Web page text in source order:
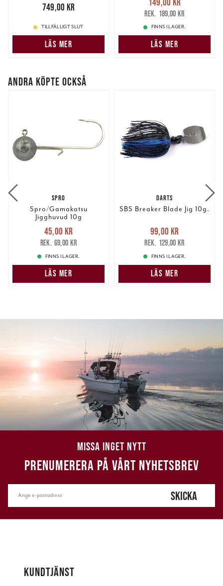
information som du har tillhandahållit eller som de har
749,00 kr
749,00 kr
TILLFÄLLIGT SLUT
LÄS MER
149,00 krTidigare pris
189,00 kr
189,00 kr
FINNS I LAGER.
LÄS MER
ANDRA KÖPTE OCKSÅ
SPRO
Spro/Gamakatsu
Jigghuvud 10g
Nuvarande pris
45,00 krTidigare pris
69,00 kr
45,00 kr
69,00 kr
FINNS I LAGER.
LÄS MER
DARTS
SBS Breaker Blade Jig 10g.
Nuvarande pris
99,00 krTidigare pris
129,00 kr
99,00 kr
129,00 kr
FINNS I LAGER.
LÄS MER
MISSA INGET NYTT
PRENUMERERA PÅ VÅRT NYHETSBREV
SKICKA
KUNDTJÄNST